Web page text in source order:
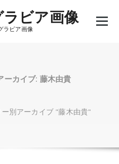
ビア画像
ラビア画像
ーカイブ: 藤木由貴
ー別アーカイブ "藤木由貴"